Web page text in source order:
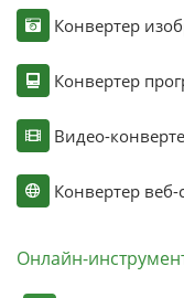
Конвертер
Конвертер
Видео-
Конвертер веб-
Онлайн-